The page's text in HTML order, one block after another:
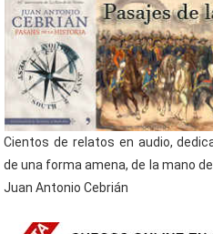
Cientos de relatos en audio,
de una forma amena, de la mano
Juan Antonio Cebrián